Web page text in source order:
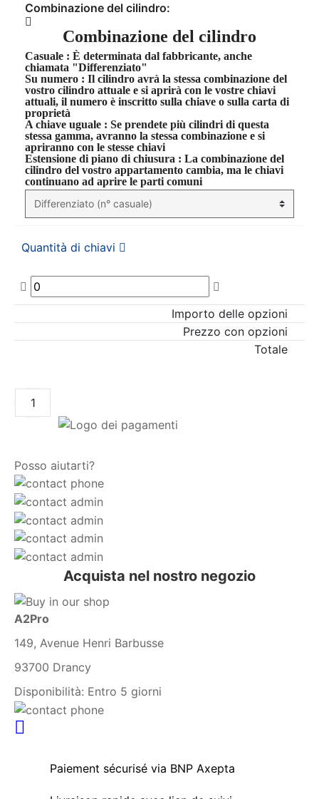
Combinazione del cilindro:
Combinazione del cilindro
Casuale : È determinata dal fabbricante, anche
chiamata "Differenziato"
Su numero : Il cilindro avrà la stessa combinazione del
vostro cilindro attuale e si aprirà con le vostre chiavi
attuali, il numero è inscritto sulla chiave o sulla carta di
proprietà
A chiave uguale : Se prendete più cilindri di questa
stessa gamma, avranno la stessa combinazione e si
apriranno con le stesse chiavi
Estensione di piano di chiusura : La combinazione del
cilindro del vostro appartamento cambia, ma le chiavi
continuano ad aprire le parti comuni
Quantità di chiavi
Importo delle opzioni
Prezzo con opzioni
Totale
Posso aiutarti?
Acquista nel nostro negozio
A2Pro
149, Avenue Henri Barbusse
93700 Drancy
Disponibilità: Entro 5 giorni
Paiement sécurisé via BNP Axepta